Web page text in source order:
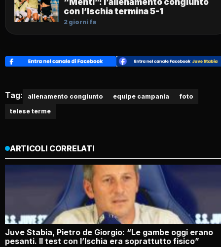
“Menti”: l’allenamento congiunto
con l’Ischia termina 5-1
2 giorni fa
Tag: allenamento congiunto equipe campania
foto
telese terme
ARTICOLI CORRELATI
Juve Stabia, Pietro de Giorgio: “Le gambe oggi erano
pesanti. Il test con l’Ischia era soprattutto fisico”